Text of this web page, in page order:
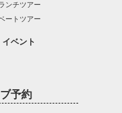
ンチツアー
ートツアー
イベント
予約